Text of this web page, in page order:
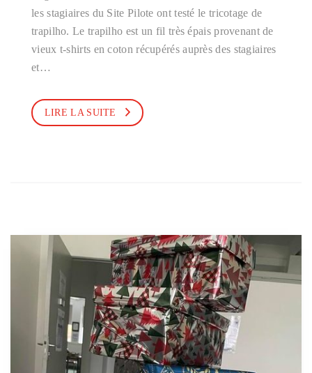
les stagiaires du Site Pilote ont testé le tricotage de
trapilho. Le trapilho est un fil très épais provenant de
vieux t-shirts en coton récupérés auprès des stagiaires
et…
LIRE LA SUITE